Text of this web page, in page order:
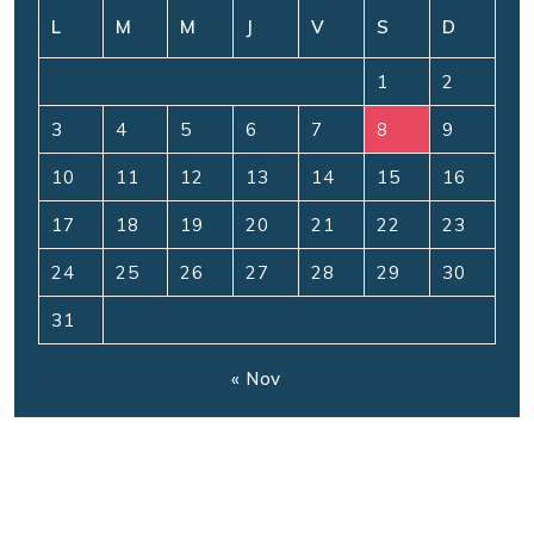
L M M J V S D
1 2
3 4 5 6 7 8 9
10 11 12 13 14 15 16
17 18 19 20 21 22 23
24 25 26 27 28 29 30
31
« Nov